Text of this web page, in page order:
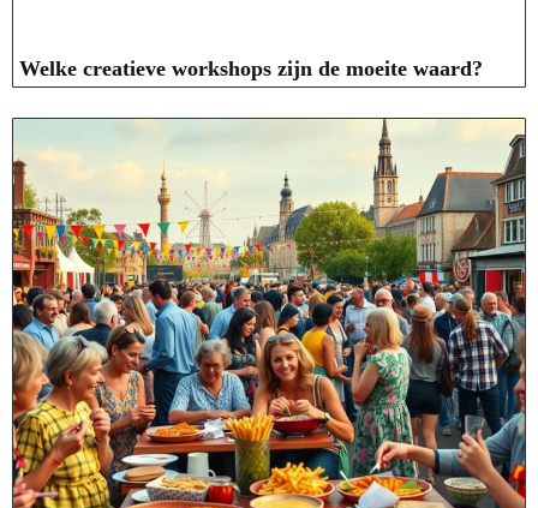
Welke creatieve workshops zijn de moeite waard?